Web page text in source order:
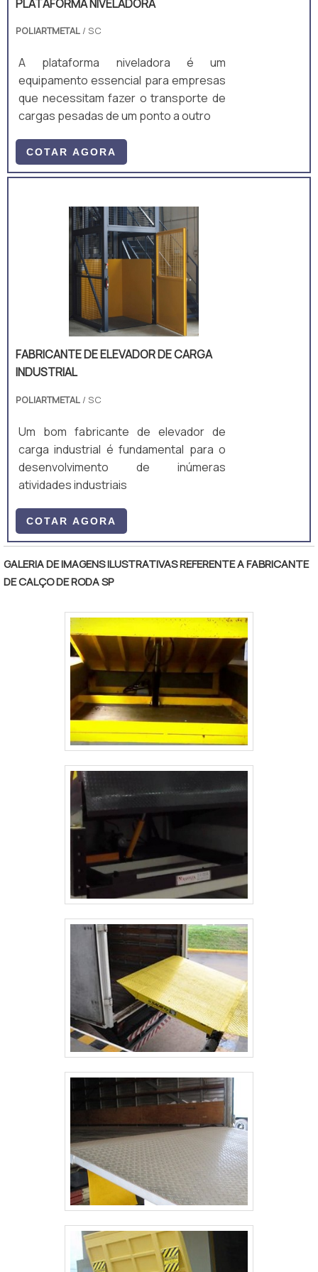
PLATAFORMA NIVELADORA
POLIARTMETAL / SC
A plataforma niveladora é um
equipamento essencial para empresas
que necessitam fazer o transporte de
cargas pesadas de um ponto a outro
COTAR AGORA
FABRICANTE DE ELEVADOR DE CARGA
INDUSTRIAL
POLIARTMETAL / SC
Um bom fabricante de elevador de
carga industrial é fundamental para o
desenvolvimento de inúmeras
atividades industriais
COTAR AGORA
GALERIA DE IMAGENS ILUSTRATIVAS REFERENTE A FABRICANTE
DE CALÇO DE RODA SP